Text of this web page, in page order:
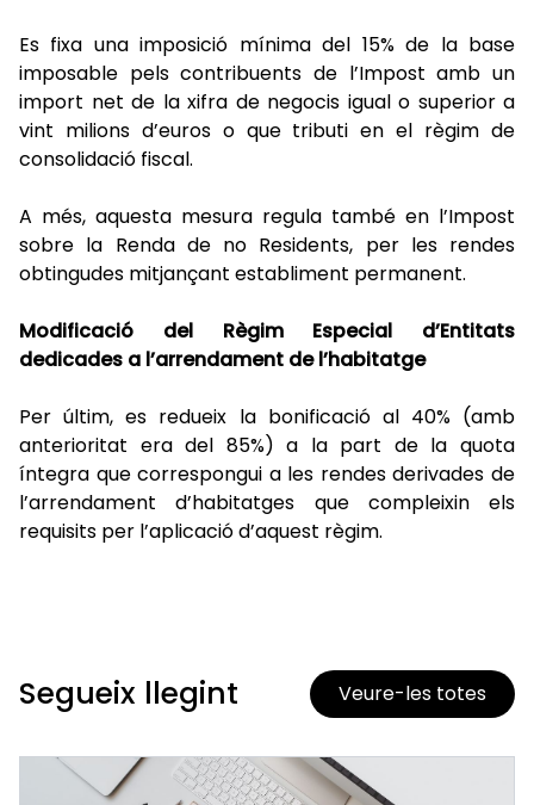
Es fixa una imposició mínima del 15% de la base
imposable pels contribuents de l’Impost amb un
import net de la xifra de negocis igual o superior a
vint milions d’euros o que tributi en el règim de
consolidació fiscal.
A més, aquesta mesura regula també en l’Impost
sobre la Renda de no Residents, per les rendes
obtingudes mitjançant establiment permanent.
Modificació del Règim Especial d’Entitats
dedicades a l’arrendament de l’habitatge
Per últim, es redueix la bonificació al 40% (amb
anterioritat era del 85%) a la part de la quota
íntegra que correspongui a les rendes derivades de
l’arrendament d’habitatges que compleixin els
requisits per l’aplicació d’aquest règim.
Segueix llegint Veure-les totes